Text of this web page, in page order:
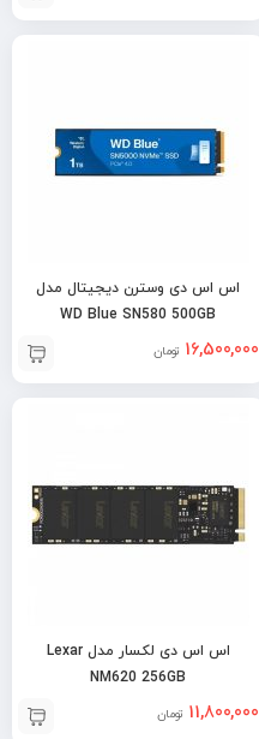
اس اس دی وسترن دیجیتال مدل
WD Blue SN580 500GB
16,500,000 تومان
اس اس دی لکسار مدل Lexar
NM620 256GB
11,800,000 تومان